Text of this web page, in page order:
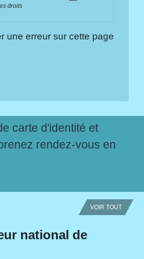
droits
une erreur sur cette page
carte d'identité et
rendez-vous en
VOIR TOUT
national de